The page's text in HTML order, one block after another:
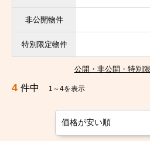
非公開物件
特別限定物件
公開・非公開・特別
4 件中 1～4を表示